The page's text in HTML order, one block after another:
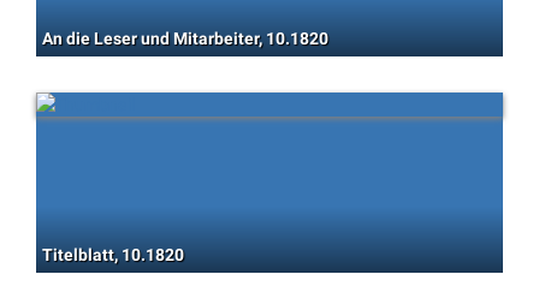
An die Leser und Mitarbeiter, 10.1820
Titelblatt, 10.1820